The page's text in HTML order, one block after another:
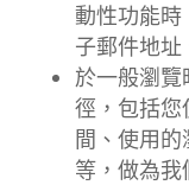
動性功能時
子郵件地址
於一般瀏
徑，包括您
間、使用
等，做為我